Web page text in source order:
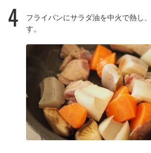
4
フライパンにサラダ油を中火で熱し
す。